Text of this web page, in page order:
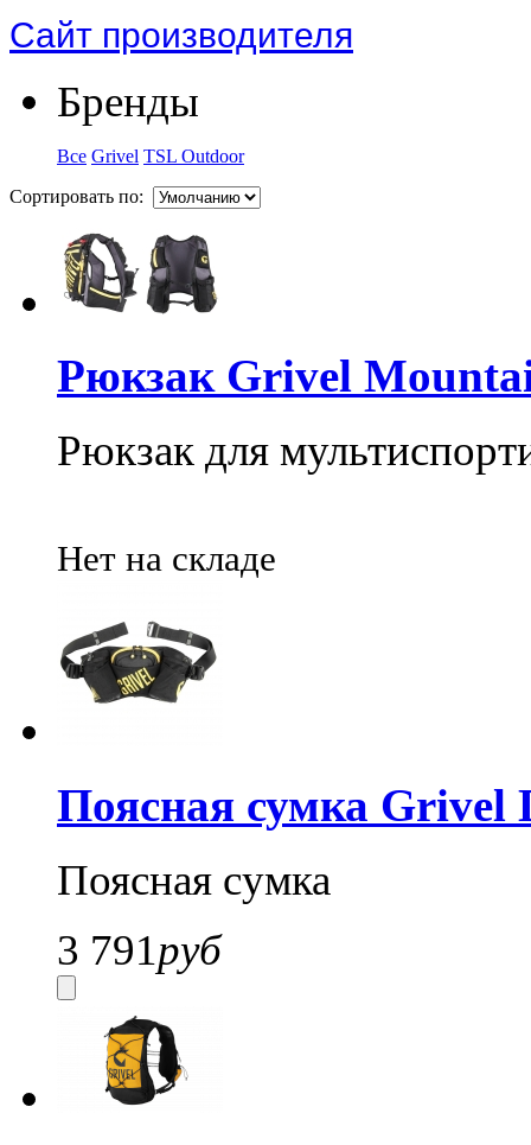
Сайт производителя
Бренды
Все Grivel TSL Outdoor
Сортировать по:
Рюкзак Grivel
Рюкзак для
Нет на складе
Поясная сумка
Поясная сумка
3 791руб